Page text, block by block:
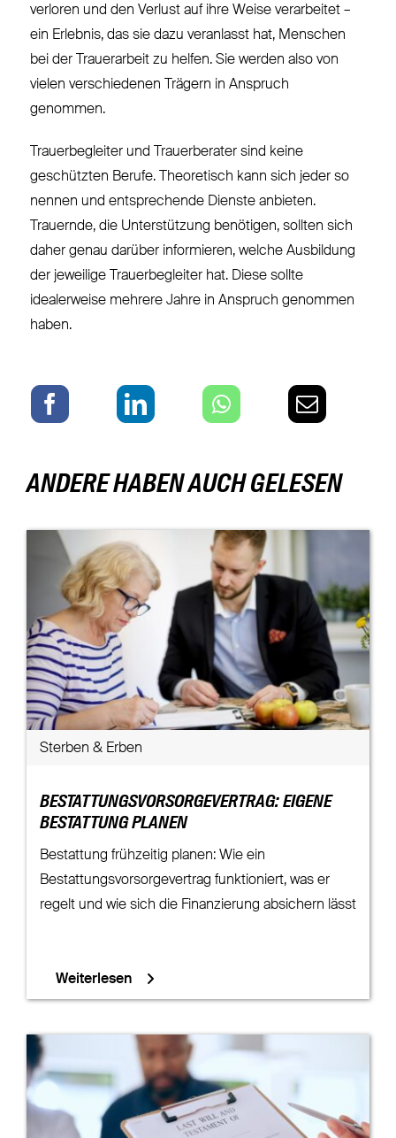
verloren und den Verlust auf ihre Weise verarbeitet –
ein Erlebnis, das sie dazu veranlasst hat, Menschen
bei der Trauerarbeit zu helfen. Sie werden also von
vielen verschiedenen Trägern in Anspruch
genommen.
Trauerbegleiter und Trauerberater sind keine
geschützten Berufe. Theoretisch kann sich jeder so
nennen und entsprechende Dienste anbieten.
Trauernde, die Unterstützung benötigen, sollten sich
daher genau darüber informieren, welche Ausbildung
der jeweilige Trauerbegleiter hat. Diese sollte
idealerweise mehrere Jahre in Anspruch genommen
haben.
ANDERE HABEN AUCH GELESEN
Sterben & Erben
BESTATTUNGSVORSORGEVERTRAG: EIGENE
BESTATTUNG PLANEN
Bestattung frühzeitig planen: Wie ein
Bestattungsvorsorgevertrag funktioniert, was er
regelt und wie sich die Finanzierung absichern lässt
Weiterlesen